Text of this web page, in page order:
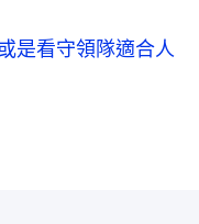
是看守領隊適合人